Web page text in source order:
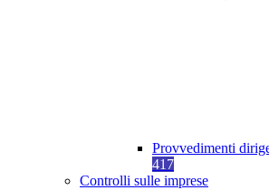
Provvedimenti
417
Controlli sulle imprese